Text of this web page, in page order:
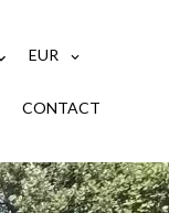
EUR
CONTACT